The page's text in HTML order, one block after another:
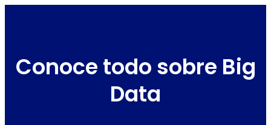
Conoce todo sobre Big
Data